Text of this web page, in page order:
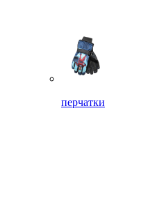
перчатки